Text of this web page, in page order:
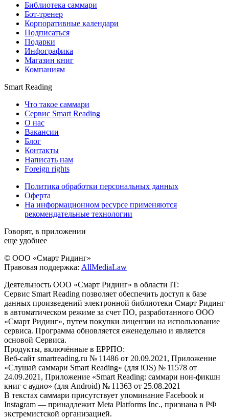
Библиотека саммари
Бот-тренер
Корпоративные календари
Подписаться
Подарки
Инфографика
Магазин книг
Компаниям
Smart Reading
Что такое саммари
Сервис Smart Reading
О нас
Вакансии
Блог
Контакты
Написать нам
Foreign rights
Политика обработки персональных данных
Оферта
На информационном ресурсе применяются
рекомендательные технологии
Говорят, в приложении
еще удобнее
© ООО «Смарт Ридинг»
Правовая поддержка: AllMediaLaw
Деятельность ООО «Смарт Ридинг» в области IT:
Сервис Smart Reading позволяет обеспечить доступ к базе
данных произведений электронной библиотеки Смарт Ридинг
в автоматическом режиме за счет ПО, разработанного ООО
«Смарт Ридинг», путем покупки лицензии на использование
сервиса. Программа обновляется еженедельно и является
основой Сервиса.
Продукты, включённые в ЕРРПО:
Веб-сайт smartreading.ru № 11486 от 20.09.2021, Приложение
«Слушай саммари Smart Reading» (для iOS) № 11578 от
24.09.2021, Приложение «Smart Reading: саммари нон-фикшн
книг с аудио» (для Android) № 11363 от 25.08.2021
В текстах саммари присутствует упоминание Facebook и
Instagram — принадлежит Meta Platforms Inc., признана в РФ
экстремистской организацией.